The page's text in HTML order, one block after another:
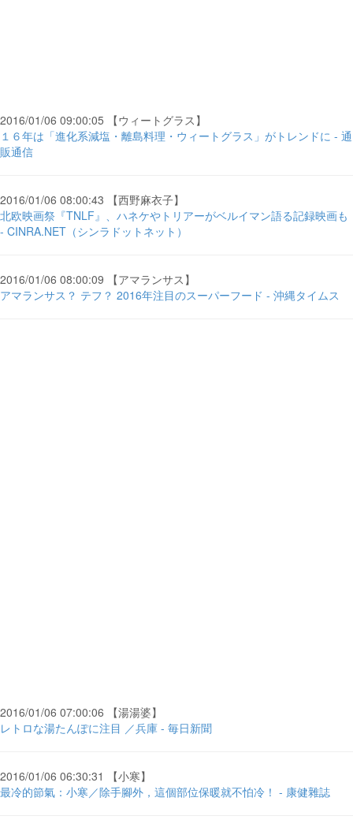
2016/01/06 09:00:05 【ウィートグラス】
１６年は「進化系減塩・離島料理・ウィートグラス」がトレンドに - 通
販通信
2016/01/06 08:00:43 【西野麻衣子】
北欧映画祭『TNLF』、ハネケやトリアーがベルイマン語る記録映画も
- CINRA.NET（シンラドットネット）
2016/01/06 08:00:09 【アマランサス】
アマランサス？ テフ？ 2016年注目のスーパーフード - 沖縄タイムス
2016/01/06 07:00:06 【湯湯婆】
レトロな湯たんぽに注目 ／兵庫 - 毎日新聞
2016/01/06 06:30:31 【小寒】
最冷的節氣：小寒／除手腳外，這個部位保暖就不怕冷！ - 康健雜誌